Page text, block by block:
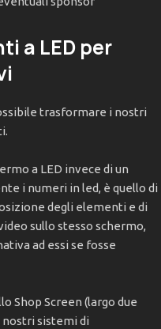
a LED per
trasformare i nostri
a LED invece di un
i numeri in led, è quello di
degli elementi e di
sullo stesso schermo,
ad essi se fosse
Shop Screen (largo due
nostri sistemi di